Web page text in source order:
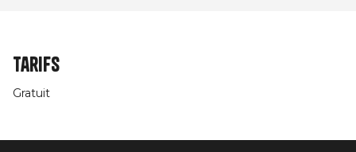
Tarifs
Gratuit